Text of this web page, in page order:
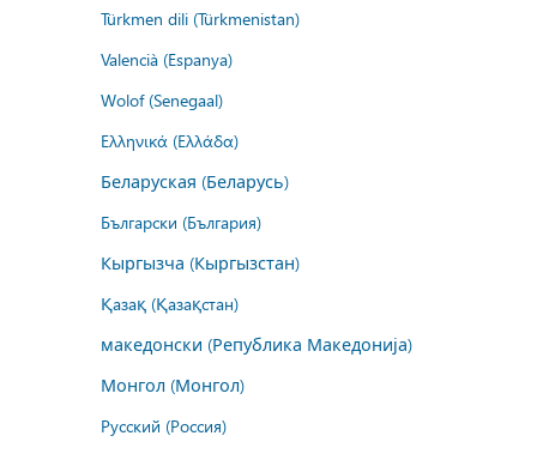
Türkmen dili (Türkmenistan)
Valencià (Espanya)
Wolof (Senegaal)
Ελληνικά (Ελλάδα)
Беларуская (Беларусь)
Български (България)
Кыргызча (Кыргызстан)
Қазақ (Қазақстан)
македонски (Република Македонија)
Монгол (Монгол)
Русский (Россия)